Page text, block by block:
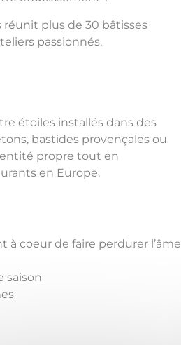
réunit plus de 30 bâtisses
passionnés.
étoiles installés dans des
bastides provençales ou
propre tout en
en Europe.
à coeur de faire perdurer l’âme
saison